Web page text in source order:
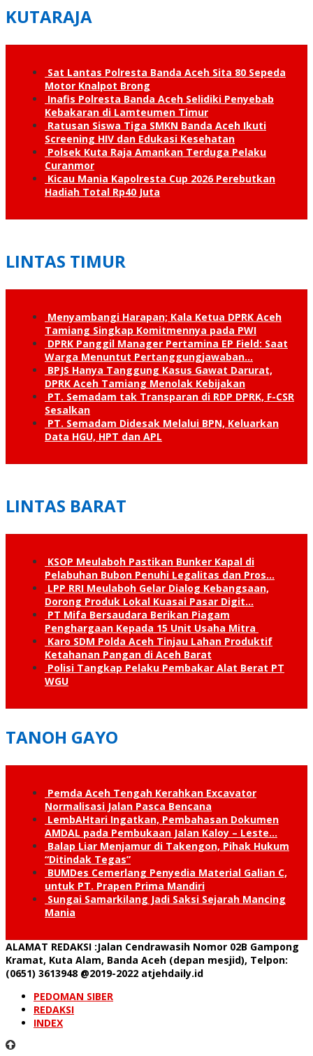
KUTARAJA
Sat Lantas Polresta Banda Aceh Sita 80 Sepeda
Motor Knalpot Brong
Inafis Polresta Banda Aceh Selidiki Penyebab
Kebakaran di Lamteumen Timur
Ratusan Siswa Tiga SMKN Banda Aceh Ikuti
Screening HIV dan Edukasi Kesehatan
Polsek Kuta Raja Amankan Terduga Pelaku
Curanmor
Kicau Mania Kapolresta Cup 2026 Perebutkan
Hadiah Total Rp40 Juta
LINTAS TIMUR
Menyambangi Harapan; Kala Ketua DPRK Aceh
Tamiang Singkap Komitmennya pada PWI
DPRK Panggil Manager Pertamina EP Field: Saat
Warga Menuntut Pertanggung­jawaban…
BPJS Hanya Tanggung Kasus Gawat Darurat,
DPRK Aceh Tamiang Menolak Kebijakan
PT. Semadam tak Transparan di RDP DPRK, F-CSR
Sesalkan
PT. Semadam Didesak Melalui BPN, Keluarkan
Data HGU, HPT dan APL
LINTAS BARAT
KSOP Meulaboh Pastikan Bunker Kapal di
Pelabuhan Bubon Penuhi Legalitas dan Pros…
LPP RRI Meulaboh Gelar Dialog Kebangsaan,
Dorong Produk Lokal Kuasai Pasar Digit…
PT Mifa Bersaudara Berikan Piagam
Penghargaan Kepada 15 Unit Usaha Mitra
Karo SDM Polda Aceh Tinjau Lahan Produktif
Ketahanan Pangan di Aceh Barat
Polisi Tangkap Pelaku Pembakar Alat Berat PT
WGU
TANOH GAYO
Pemda Aceh Tengah Kerahkan Excavator
Normalisasi Jalan Pasca Bencana
LembAHtari Ingatkan, Pembahasan Dokumen
AMDAL pada Pembukaan Jalan Kaloy – Leste…
Balap Liar Menjamur di Takengon, Pihak Hukum
“Ditindak Tegas”
BUMDes Cemerlang Penyedia Material Galian C,
untuk PT. Prapen Prima Mandiri
Sungai Samarkilang Jadi Saksi Sejarah Mancing
Mania
ALAMAT REDAKSI :Jalan Cendrawasih Nomor 02B Gampong
Kramat, Kuta Alam, Banda Aceh (depan mesjid), Telpon:
(0651) 3613948 @2019-2022 atjehdaily.id
PEDOMAN SIBER
REDAKSI
INDEX